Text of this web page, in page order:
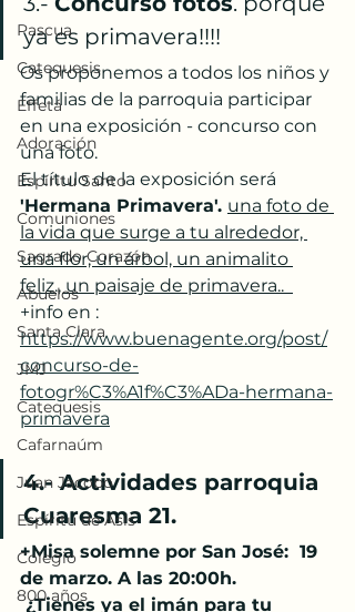
Pascua
Catequesis
Effetá
Adoración
Espíritu Santo
Comuniones
Sagrado Corazón
Abuelos
Santa Clara
JMJ
Catequesis
Cafarnaúm
Juan Jacobo
Espíritu de Asís
Colegio
800 años
ya es primavera!!!!
Os proponemos a todos los niños y
familias de la parroquia participar
en una exposición - concurso con
una foto.
El título de la exposición será
'Hermana Primavera'. una foto de
la vida que surge a tu alrededor,
una flor, un árbol, un animalito
feliz., un paisaje de primavera..
+info en :
https://www.buenagente.org/post/
concurso-de-
fotogr%C3%A1f%C3%ADa-hermana-
primavera
4.- Actividades parroquia
Cuaresma 21.
+Misa solemne por San José:  19
de marzo. A las 20:00h.
¿Tienes ya el imán para tu